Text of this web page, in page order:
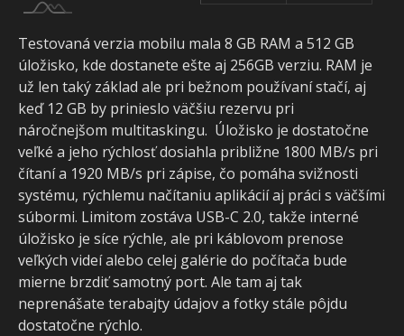
Testovaná verzia mobilu mala 8 GB RAM a 512 GB
úložisko, kde dostanete ešte aj 256GB verziu. RAM je
už len taký základ ale pri bežnom používaní stačí, aj
keď 12 GB by prinieslo väčšiu rezervu pri
náročnejšom multitaskingu. Úložisko je dostatočne
veľké a jeho rýchlosť dosiahla približne 1800 MB/s pri
čítaní a 1920 MB/s pri zápise, čo pomáha svižnosti
systému, rýchlemu načítaniu aplikácií aj práci s väčšími
súbormi. Limitom zostáva USB-C 2.0, takže interné
úložisko je síce rýchle, ale pri káblovom prenose
veľkých videí alebo celej galérie do počítača bude
mierne brzdiť samotný port. Ale tam aj tak
neprenášate terabajty údajov a fotky stále pôjdu
dostatočne rýchlo.